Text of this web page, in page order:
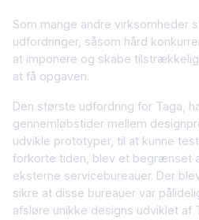
Som mange andre virksomheder
udfordringer, såsom hård
at imponere og skabe
at få opgaven.
Den største udfordring for Taga,
gennemløbstider mellem
udvikle prototyper, til at kunne
forkorte tiden, blev et begrænset
eksterne servicebureauer. Der
sikre at disse bureauer var
afsløre unikke designs udviklet af